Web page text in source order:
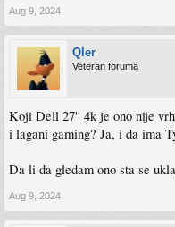
Aug 9, 2024
Qler
Veteran foruma
Koji Dell 27'' 4k je ono nije
i lagani gaming? Ja, i da ima
Da li da gledam ono sta se
Aug 9, 2024